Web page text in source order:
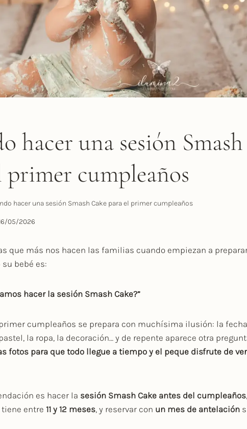
hacer una sesión
primer cumpleaños
hacer una sesión Smash Cake para el primer cumpleaños
05/2026
que más nos hacen las familias cuando empiezan a
bebé es:
hacer la sesión Smash Cake?”
cumpleaños se prepara con muchísima ilusión: la
la ropa, la decoración… y de repente aparece otra
fotos para que todo llegue a tiempo y el peque disfrute de
es hacer la sesión Smash Cake antes del cumpleaños
entre 11 y 12 meses, y reservar con un mes de antelación